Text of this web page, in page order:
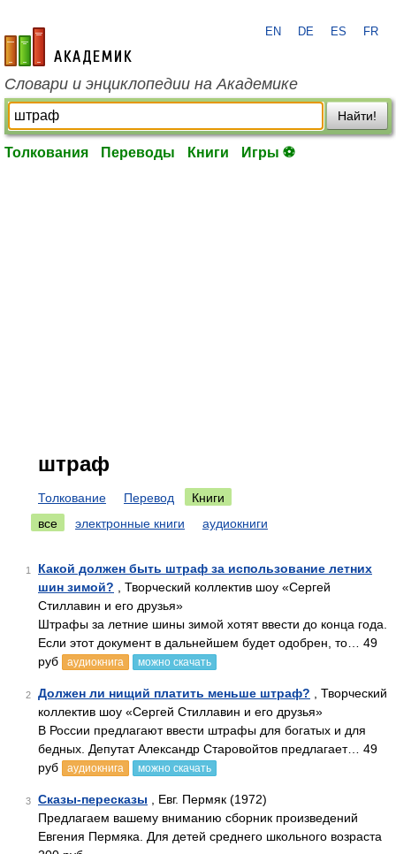
academic.ru
EN DE ES FR
Словари и энциклопедии на Академике
Найти!
Толкования Переводы Книги Игры ⚽
штраф
Толкование Перевод
Книги
все
электронные книги аудиокниги
1
Какой должен быть штраф за использование летних
шин зимой? , Творческий коллектив шоу «Сергей
Стиллавин и его друзья»
Штрафы за летние шины зимой хотят ввести до конца года.
Если этот документ в дальнейшем будет одобрен, то… 49
руб
аудиокнига можно скачать
2 Должен ли нищий платить меньше штраф? , Творческий
коллектив шоу «Сергей Стиллавин и его друзья»
В России предлагают ввести штрафы для богатых и для
бедных. Депутат Александр Старовойтов предлагает… 49
руб
аудиокнига можно скачать
3 Сказы-пересказы , Евг. Пермяк (1972)
Предлагаем вашему вниманию сборник произведений
Евгения Пермяка. Для детей среднего школьного возраста